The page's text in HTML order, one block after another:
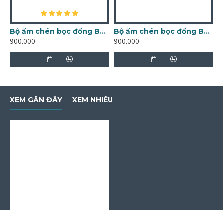
Bộ ấm chén bọc đồng Bát Tràng Trúc Lâm Thất Hiền men lam AC33A
900.000
Bộ ấm chén bọc đồng Bát Tràng Trúc Lâm Thất Hiền men lam AC33E-BD
900.000
XEM GẦN ĐÂY XEM NHIỀU